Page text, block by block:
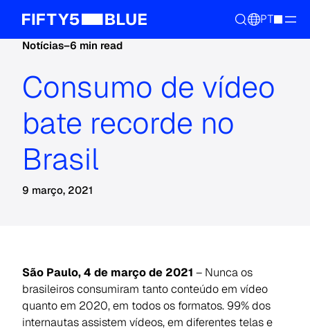
PT
Notícias–6 min read
Consumo de vídeo
bate recorde no
Brasil
9 março, 2021
São Paulo, 4 de março de 2021 – Nunca os
brasileiros consumiram tanto conteúdo em vídeo
quanto em 2020, em todos os formatos. 99% dos
internautas assistem vídeos, em diferentes telas e